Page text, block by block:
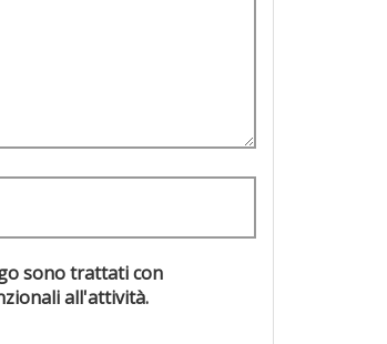
sono trattati con
e funzionali all'attività.